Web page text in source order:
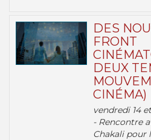
DES
FRONT
DEUX
CINÉMA)
vendredi 14
- Rencontre
Chakali pour